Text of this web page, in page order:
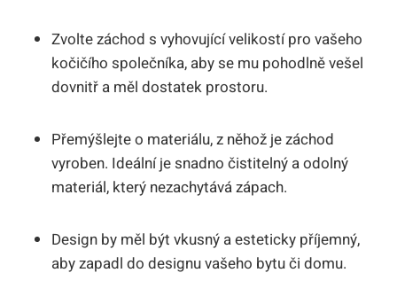
Zvolte záchod s vyhovující velikostí pro vašeho
kočičího společníka, aby se mu pohodlně vešel
dovnitř a měl dostatek prostoru.
Přemýšlejte o materiálu, z něhož je záchod
vyroben. Ideální je snadno čistitelný a odolný
materiál, který nezachytává zápach.
Design by měl být vkusný a esteticky příjemný,
aby zapadl do designu vašeho bytu či domu.